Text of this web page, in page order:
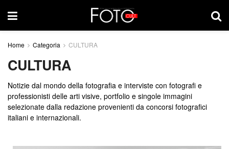
Home Categoria CULTURA
CULTURA
Notizie dal mondo della fotografia e interviste con fotografi e
professionisti delle arti visive, portfolio e singole immagini
selezionate dalla redazione provenienti da concorsi fotografici
italiani e internazionali.